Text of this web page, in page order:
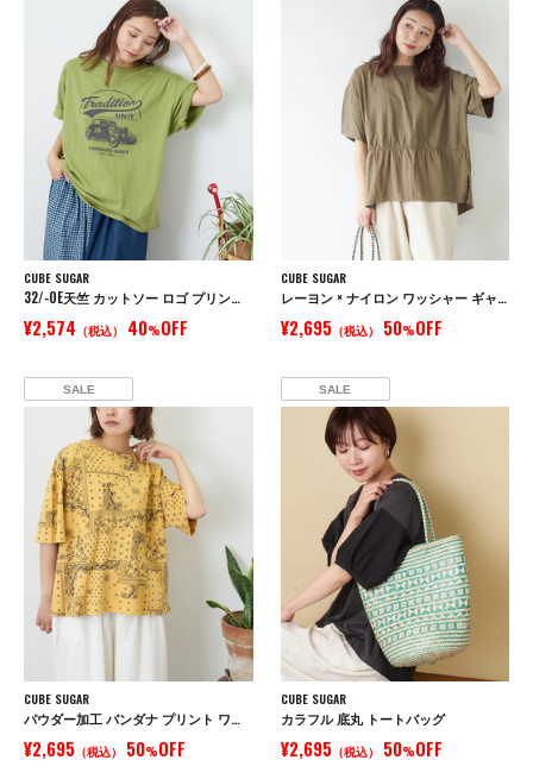
CUBE SUGAR
32/-OE天竺 カットソー ロゴ プリント Tシャツ
¥2,574 （税込） 40%OFF
CUBE SUGAR
レーヨン × ナイロン ワッシャー ギャザー プルオーバー ブラウス
¥2,695（税込） 50%OFF
SALE
CUBE SUGAR
パウダー加工 バンダナ プリント ワイド Tシャツ
¥2,695 （税込） 50%OFF
SALE
CUBE SUGAR
カラフル 底丸 トートバッグ
¥2,695（税込） 50%OFF